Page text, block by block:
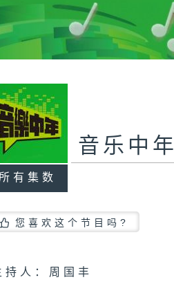
有集数
音乐中年
您喜欢这个节目吗?
持人：周国丰